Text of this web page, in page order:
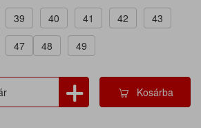
39 40 41 42
43
47 48 49
Kosárba